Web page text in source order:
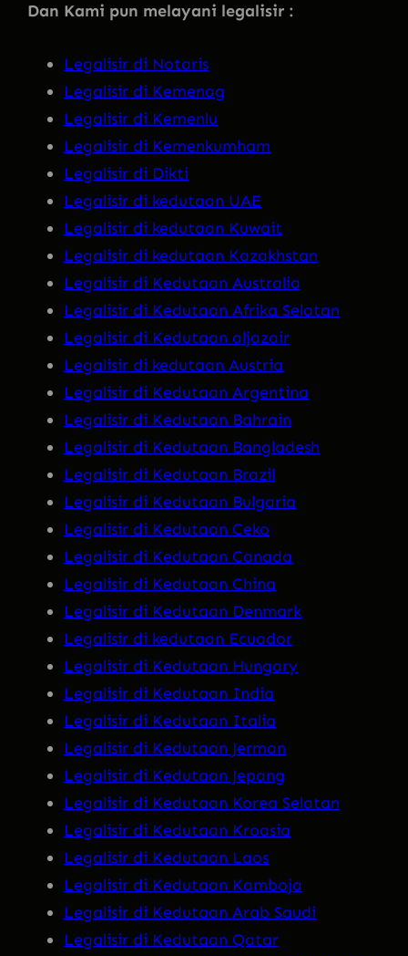
Dan Kami pun melayani legalisir :
Legalisir di Notaris
Legalisir di Kemenag
Legalisir di Kemenlu
Legalisir di Kemenkumham
Legalisir di Dikti
Legalisir di kedutaan UAE
Legalisir di kedutaan Kuwait
Legalisir di kedutaan Kazakhstan
Legalisir di Kedutaan Australia
Legalisir di Kedutaan Afrika Selatan
Legalisir di Kedutaan aljazair
Legalisir di kedutaan Austria
Legalisir di Kedutaan Argentina
Legalisir di Kedutaan Bahrain
Legalisir di Kedutaan Bangladesh
Legalisir di Kedutaan Brazil
Legalisir di Kedutaan Bulgaria
Legalisir di Kedutaan Ceko
Legalisir di Kedutaan Canada
Legalisir di Kedutaan China
Legalisir di Kedutaan Denmark
Legalisir di kedutaan Ecuador
Legalisir di Kedutaan Hungary
Legalisir di Kedutaan India
Legalisir di Kedutaan Italia
Legalisir di Kedutaan Jerman
Legalisir di Kedutaan Jepang
Legalisir di Kedutaan Korea Selatan
Legalisir di Kedutaan Kroasia
Legalisir di Kedutaan Laos
Legalisir di Kedutaan Kamboja
Legalisir di Kedutaan Arab Saudi
Legalisir di Kedutaan Qatar